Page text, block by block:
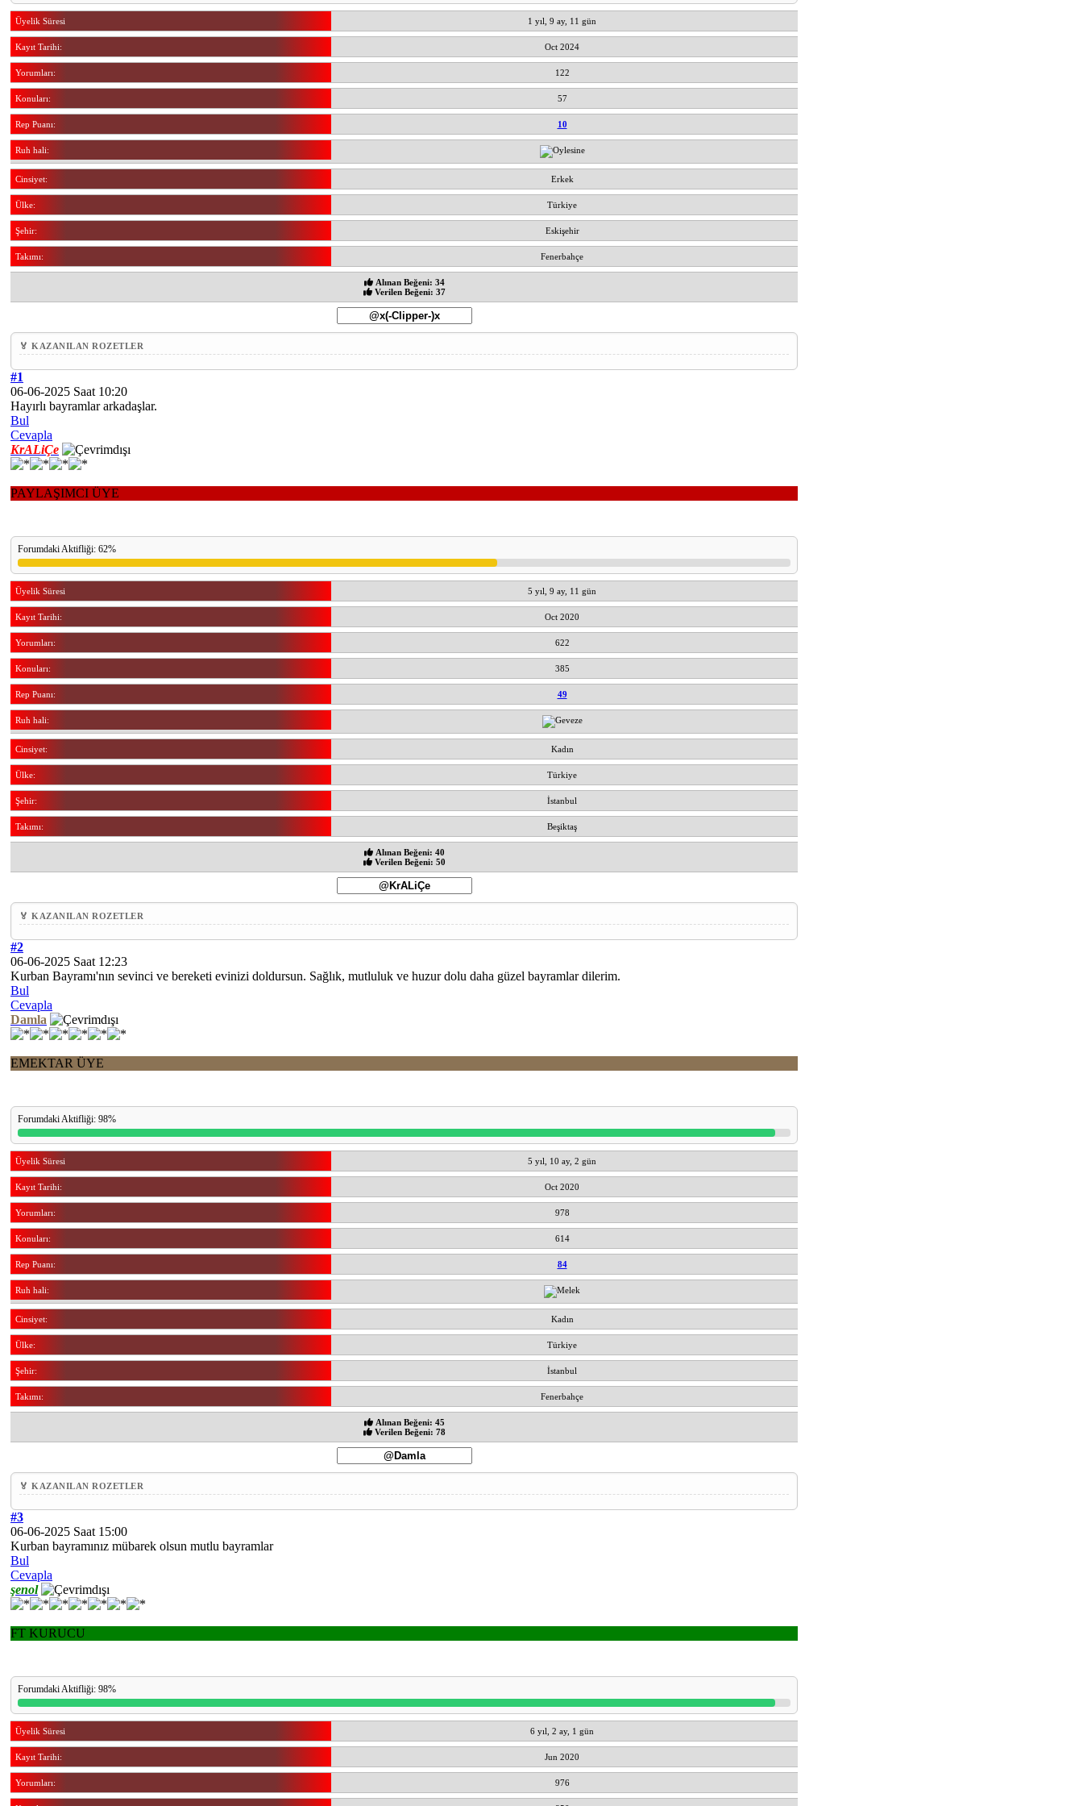
Üyelik Süresi 1 yıl, 9 ay, 11 gün
Kayıt Tarihi: Oct 2024
Yorumları: 122
Konuları: 57
Rep Puanı: 10
Ruh hali:
Cinsiyet: Erkek
Ülke: Türkiye
Şehir: Eskişehir
Takımı: Fenerbahçe
Alınan Beğeni: 34
Verilen Beğeni: 37
🏅 KAZANILAN ROZETLER
#1
06-06-2025 Saat 10:20
Hayırlı bayramlar arkadaşlar.
Bul
Cevapla
KrALiÇe
PAYLAŞIMCI ÜYE
Forumdaki Aktifliği: 62%
Üyelik Süresi 5 yıl, 9 ay, 11 gün
Kayıt Tarihi: Oct 2020
Yorumları: 622
Konuları: 385
Rep Puanı: 49
Ruh hali:
Cinsiyet: Kadın
Ülke: Türkiye
Şehir: İstanbul
Takımı: Beşiktaş
Alınan Beğeni: 40
Verilen Beğeni: 50
🏅 KAZANILAN ROZETLER
#2
06-06-2025 Saat 12:23
Kurban Bayramı'nın sevinci ve bereketi evinizi doldursun. Sağlık, mutluluk ve huzur dolu daha güzel bayramlar dilerim.
Bul
Cevapla
Damla
EMEKTAR ÜYE
Forumdaki Aktifliği: 98%
Üyelik Süresi 5 yıl, 10 ay, 2 gün
Kayıt Tarihi: Oct 2020
Yorumları: 978
Konuları: 614
Rep Puanı: 84
Ruh hali:
Cinsiyet: Kadın
Ülke: Türkiye
Şehir: İstanbul
Takımı: Fenerbahçe
Alınan Beğeni: 45
Verilen Beğeni: 78
🏅 KAZANILAN ROZETLER
#3
06-06-2025 Saat 15:00
Kurban bayramınız mübarek olsun mutlu bayramlar
Bul
Cevapla
şenol
FT KURUCU
Forumdaki Aktifliği: 98%
Üyelik Süresi 6 yıl, 2 ay, 1 gün
Kayıt Tarihi: Jun 2020
Yorumları: 976